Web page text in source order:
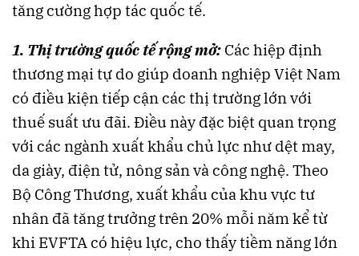
tăng cường hợp tác quốc tế.
1. Thị trường quốc tế rộng mở: Các hiệp định
thương mại tự do giúp doanh nghiệp Việt Nam
có điều kiện tiếp cận các thị trường lớn với
thuế suất ưu đãi. Điều này đặc biệt quan trọng
với các ngành xuất khẩu chủ lực như dệt may,
da giày, điện tử, nông sản và công nghệ. Theo
Bộ Công Thương, xuất khẩu của khu vực tư
nhân đã tăng trưởng trên 20% mỗi năm kể từ
khi EVFTA có hiệu lực, cho thấy tiềm năng lớn